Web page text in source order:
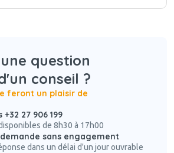
question
conseil ?
feront un plaisir de
27 906 199
de 8h30 à 17h00
sans engagement
dans un délai d'un jour ouvrable